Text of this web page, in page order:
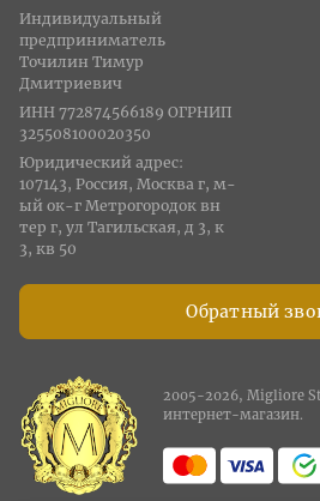
Обратный
Индивидуальный
предприниматель
Точилин Тимур
Дмитриевич
ИНН 772874566189 ОГРНИП
325508100020350
Юридический адрес:
107143, Россия, Москва г, м-
ый ок-г Метрогородок вн
тер г, ул Тагильская, д 3, к
3, кв 50
2005-2026, Migliore
интернет-магазин.